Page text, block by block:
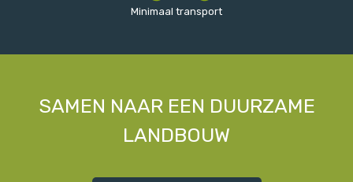
Minimaal transport
SAMEN NAAR EEN DUURZAME
LANDBOUW